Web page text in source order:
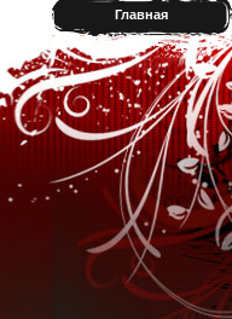
Главная